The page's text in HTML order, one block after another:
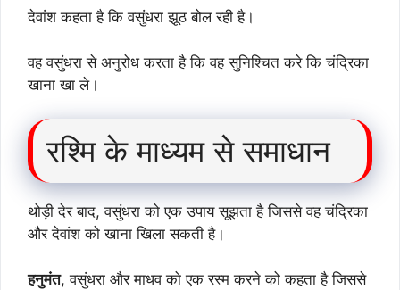
देवांश कहता है कि वसुंधरा झूठ बोल रही है।
वह वसुंधरा से अनुरोध करता है कि वह सुनिश्चित करे कि चंद्रिका
खाना खा ले।
रश्मि के माध्यम से समाधान
थोड़ी देर बाद, वसुंधरा को एक उपाय सूझता है जिससे वह चंद्रिका
और देवांश को खाना खिला सकती है।
हनुमंत, वसुंधरा और माधव को एक रस्म करने को कहता है जिससे